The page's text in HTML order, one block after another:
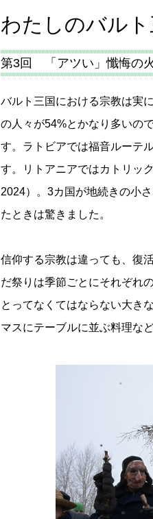
わたしのバル
第3回 「アツい」懺悔の火
バルト三国における宗教は実
の人々が54%とかなり多いの
す。ラトビアでは福音ルーテ
す。リトアニアではカトリッ
2024）。3カ国が地続きの小
たときは驚きました。
信仰する宗教は違っても、復
だ祭りは季節ごとにそれぞれ
とってなくてはならない大き
マスにテーブルに並ぶ料理な